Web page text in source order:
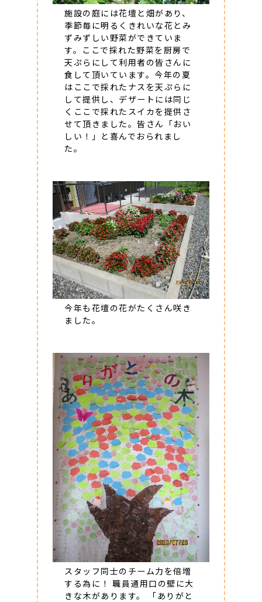
施設の庭には花壇と畑があり、
季節毎に明るくきれいな花とみ
ずみずしい野菜ができていま
す。ここで採れた野菜を厨房で
天ぷらにして利用者の皆さんに
食して頂いています。今年の夏
はここで採れたナスを天ぷらに
して提供し、デザートには同じ
くここで採れたスイカを提供さ
せて頂きました。皆さん「おい
しい！」と喜んでおられまし
た。
今年も花壇の花がたくさん咲き
ました。
スタッフ同士のチーム力を倍増
する為に！ 職員通用口の壁に大
きな木があります。 「ありがと